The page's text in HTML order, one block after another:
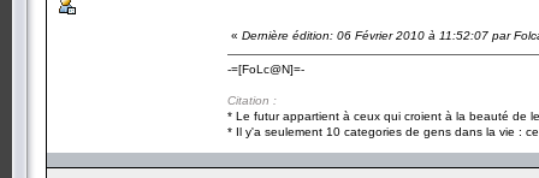
« Dernière édition: 06 Février 2010 à 11:52:07 par
-=[FoLc@N]=-
Citation :
* Le futur appartient à ceux qui croient à la beauté de
* Il y'a seulement 10 categories de gens dans la vie :